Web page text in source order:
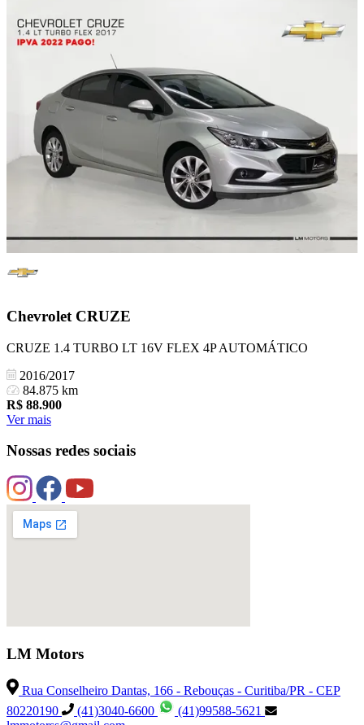
Chevrolet CRUZE
CRUZE 1.4 TURBO LT 16V FLEX 4P AUTOMÁTICO
2016/2017
84.875 km
R$ 88.900
Ver mais
Nossas redes sociais
LM Motors
Rua Conselheiro Dantas, 166 - Rebouças - Curitiba/PR - CEP
80220190
(41)3040-6600
(41)99588-5621